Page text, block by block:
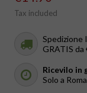
Tax included
Spedizione
GRATIS da
Ricevilo in
Solo a